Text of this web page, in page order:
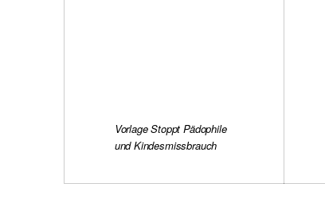
Vorlage Stoppt Pädophile
und Kindesmissbrauch